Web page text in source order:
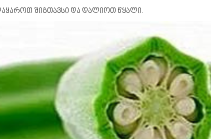
შიგთავსი და დალიოთ წყალი.